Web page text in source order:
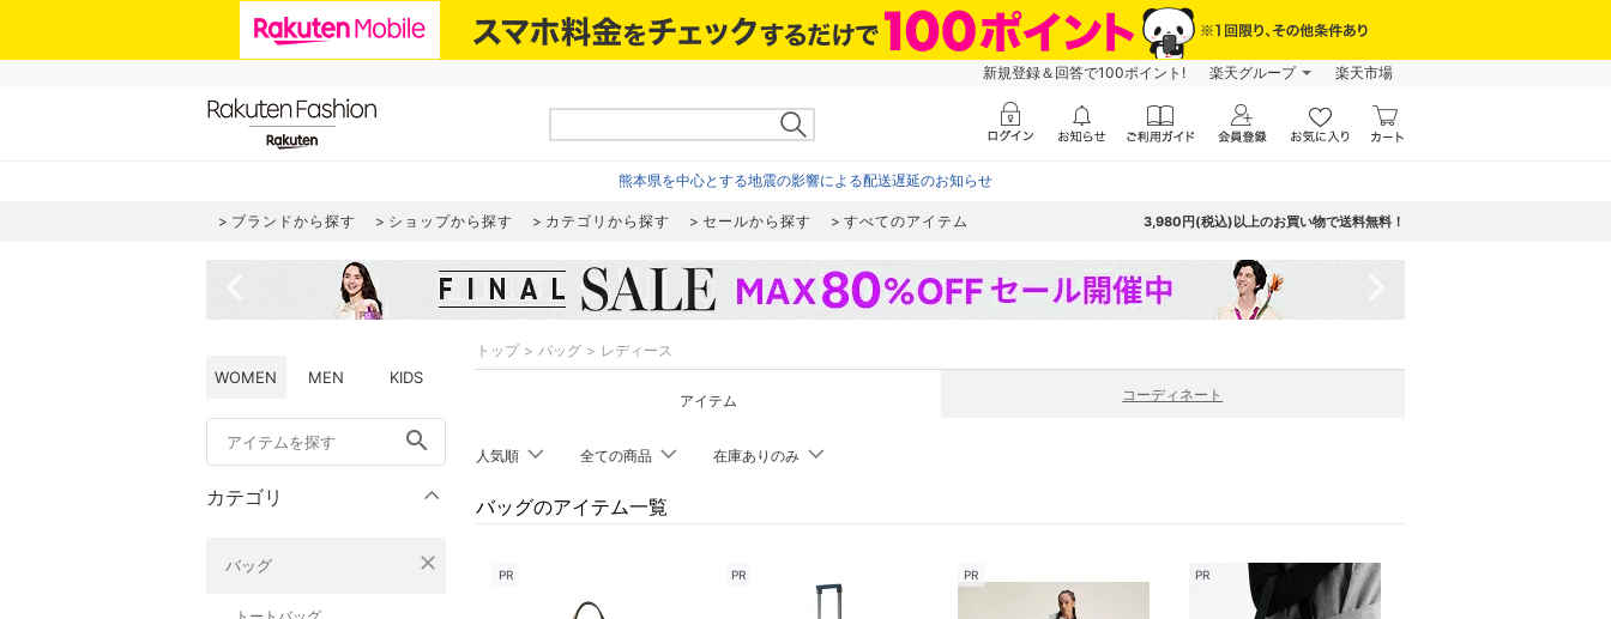
新規登録＆回答で100ポイント! 楽天グループ 楽天市場
熊本県を中心とする地震の影響による配送遅延のお知らせ
ブランドから探す ショップから探す カテゴリから探す セールから探す すべてのアイテム 3,980円(税込)以上のお買い物で送料無料！
WOMEN MEN KIDS
search
カテゴリ
バッグ close
トップ バッグ レディース
アイテム コーディネート
人気順 全ての商品 在庫ありのみ
バッグのアイテム一覧
PR PR PR PR